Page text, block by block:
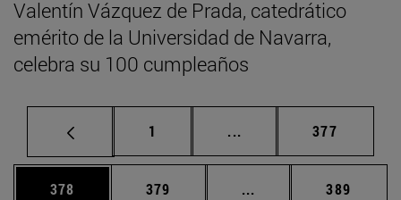
Valentín Vázquez de Prada, catedrático
emérito de la Universidad de Navarra,
celebra su 100 cumpleaños
Página
1 ... Páginas intermedias
Página
377
Página
378 Página
379 ... Páginas intermedias
Página
389